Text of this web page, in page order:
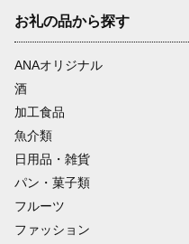
お礼の品から探す
ANAオリジナル
酒
加工食品
魚介類
日用品・雑貨
パン・菓子類
フルーツ
ファッション